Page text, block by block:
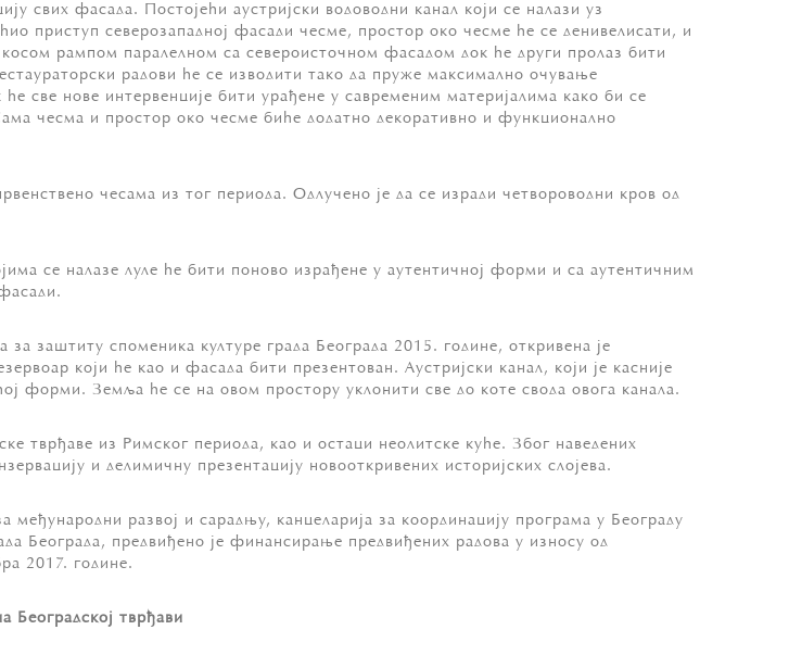
свих фасада. Постојећи аустријски водоводни канал који се налази уз
приступ северозападној фасади чесме, простор око чесме ће се денивелисати, и
рампом паралелном са североисточном фасадом док ће други пролаз бити
радови ће се изводити тако да пруже максимално очување
све нове интервенције бити урађене у савременим материјалима како би се
чесма и простор око чесме биће додатно декоративно и функционално
чесама из тог периода. Одлучено је да се изради четвороводни кров од
се налазе луле ће бити поново израђене у аутентичној форми и са аутентичним
заштиту споменика културе града Београда 2015. године, откривена је
који ће као и фасада бити презентован. Аустријски канал, који је касније
форми. Земља ће се на овом простору уклонити све до коте свода овога канала.
тврђаве из Римског периода, као и остаци неолитске куће. Због наведених
и делимичну презентацију новооткривених историјских слојева.
развој и сарадњу, канцеларија за координацију програма у Београду
Београда, предвиђено је финансирање предвиђених радова у износу од
2017. године.
Београдској тврђави